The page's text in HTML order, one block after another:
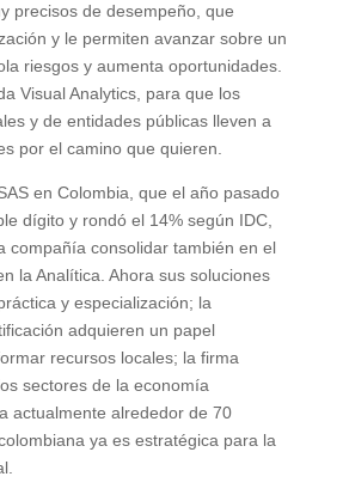
precisos de desempeño, que
y le permiten avanzar sobre un
riesgos y aumenta oportunidades.
Visual Analytics, para que los
y de entidades públicas lleven a
por el camino que quieren.
en Colombia, que el año pasado
dígito y rondó el 14% según IDC,
compañía consolidar también en el
la Analítica. Ahora sus soluciones
y especialización; la
adquieren un papel
recursos locales; la firma
sectores de la economía
actualmente alrededor de 70
ya es estratégica para la